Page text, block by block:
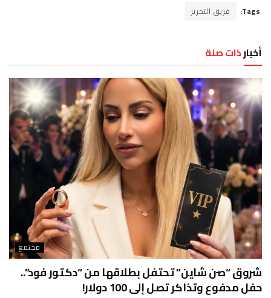
Tags: فريق التحرير
أخبارذات صلة
مجتمع
شروق “صن شاين” تحتفل بطلاقها من “دكتور فود”..
حفل مدفوع وتذاكر تصل إلى 100 دولار!